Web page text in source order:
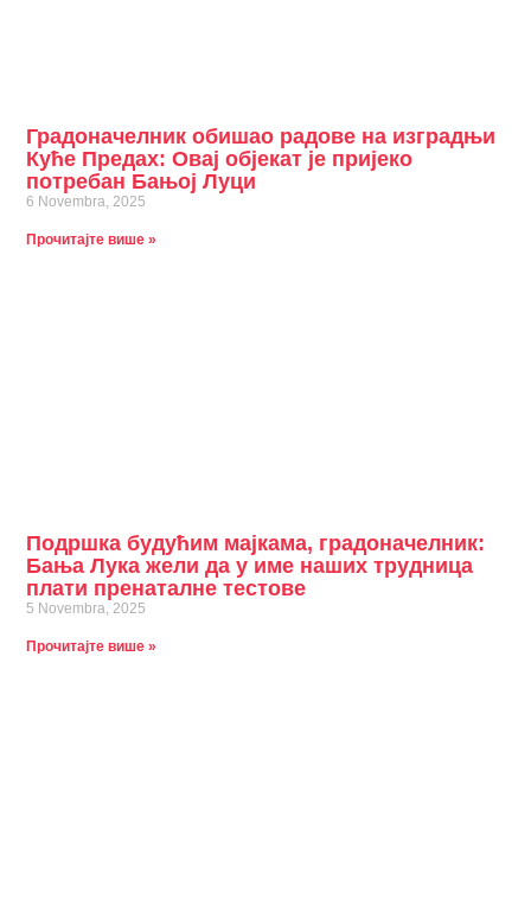
Градоначелник обишао радове на изградњи
Куће Предах: Овај објекат је пријеко
потребан Бањој Луци
6 Novembra, 2025
Прочитајте више »
Подршка будућим мајкама, градоначелник:
Бања Лука жели да у име наших трудница
плати пренаталне тестове
5 Novembra, 2025
Прочитајте више »